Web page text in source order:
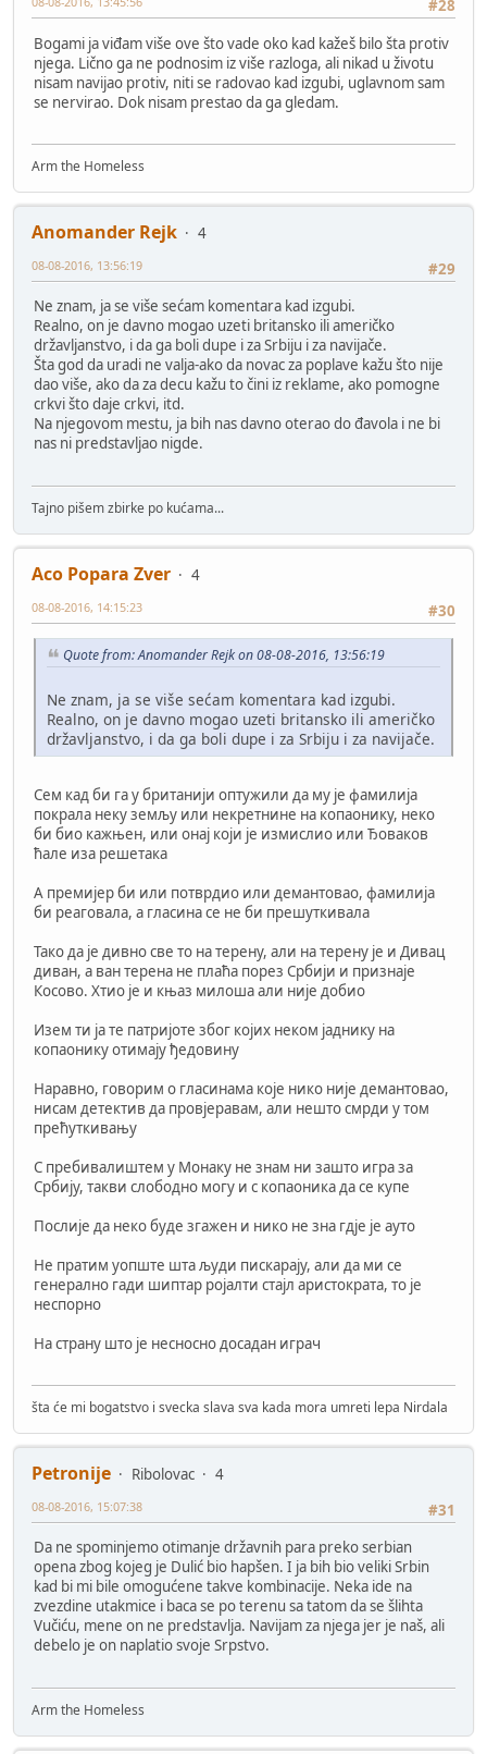
#28
Bogami ja viđam više ove što vade oko kad kažeš bilo šta protiv
njega. Lično ga ne podnosim iz više razloga, ali nikad u životu
nisam navijao protiv, niti se radovao kad izgubi, uglavnom sam
se nervirao. Dok nisam prestao da ga gledam.
Arm the Homeless
Anomander Rejk
4
#29
08-08-2016, 13:56:19
Ne znam, ja se više sećam komentara kad izgubi.
Realno, on je davno mogao uzeti britansko ili američko
državljanstvo, i da ga boli dupe i za Srbiju i za navijače.
Šta god da uradi ne valja-ako da novac za poplave kažu što nije
dao više, ako da za decu kažu to čini iz reklame, ako pomogne
crkvi što daje crkvi, itd.
Na njegovom mestu, ja bih nas davno oterao do đavola i ne bi
nas ni predstavljao nigde.
Tajno pišem zbirke po kućama...
Aco Popara Zver
4
#30
08-08-2016, 14:15:23
Quote from: Anomander Rejk on 08-08-2016, 13:56:19
Ne znam, ja se više sećam komentara kad izgubi.
Realno, on je davno mogao uzeti britansko ili američko
državljanstvo, i da ga boli dupe i za Srbiju i za navijače.
Сем кад би га у британији оптужили да му је фамилија
покрала неку земљу или некретнине на копаонику, неко
би био кажњен, или онај који је измислио или Ђоваков
ћале иза решетака
А премијер би или потврдио или демантовао, фамилија
би реаговала, а гласина се не би прешуткивала
Тако да је дивно све то на терену, али на терену је и Дивац
диван, а ван терена не плаћа порез Србији и признаје
Косово. Хтио је и књаз милоша али није добио
Изем ти ја те патријоте због којих неком јаднику на
копаонику отимају ђедовину
Наравно, говорим о гласинама које нико није демантовао,
нисам детектив да провјеравам, али нешто смрди у том
прећуткивању
С пребивалиштем у Монаку не знам ни зашто игра за
Србију, такви слободно могу и с копаоника да се купе
Послије да неко буде згажен и нико не зна гдје је ауто
Не пратим уопште шта људи пискарају, али да ми се
генерално гади шиптар ројалти стајл аристократа, то је
неспорно
На страну што је несносно досадан играч
šta će mi bogatstvo i svecka slava sva kada mora umreti lepa Nirdala
Petronije Ribolovac
4
#31
08-08-2016, 15:07:38
Da ne spominjemo otimanje državnih para preko serbian
opena zbog kojeg je Dulić bio hapšen. I ja bih bio veliki Srbin
kad bi mi bile omogućene takve kombinacije. Neka ide na
zvezdine utakmice i baca se po terenu sa tatom da se šlihta
Vučiću, mene on ne predstavlja. Navijam za njega jer je naš, ali
debelo je on naplatio svoje Srpstvo.
Arm the Homeless